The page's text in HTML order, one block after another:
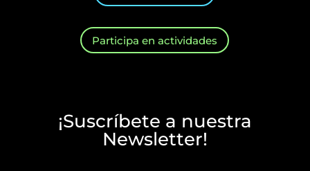
Participa en actividades
¡Suscríbete a nuestra
Newsletter!